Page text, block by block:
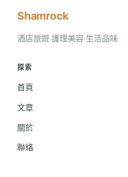
Shamrock
酒店旅遊‧護理美容‧生活品味
探索
首頁
文章
關於
聯絡